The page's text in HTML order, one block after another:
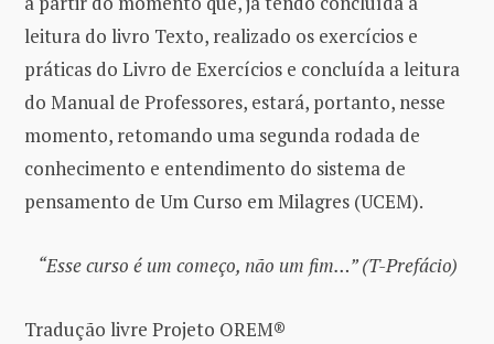
leitura do livro Texto, realizado os exercícios e
práticas do Livro de Exercícios e concluída a leitura
do Manual de Professores, estará, portanto, nesse
momento, retomando uma segunda rodada de
conhecimento e entendimento do sistema de
pensamento de Um Curso em Milagres (UCEM).
“Esse curso é um começo, não um fim…” (T-Prefácio)
Tradução livre Projeto OREM®